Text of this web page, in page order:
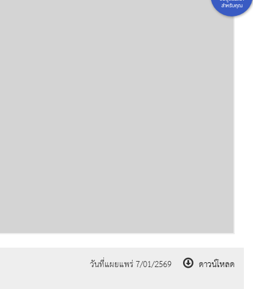
วันที่แผยแพร่ 7/01/2569 ดาวน์โหลด
สำหรับคุณ